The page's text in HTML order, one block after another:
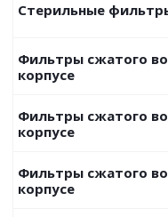
Стерильные
Фильтры сжатого
корпусе
Фильтры сжатого
корпусе
Фильтры сжатого
корпусе